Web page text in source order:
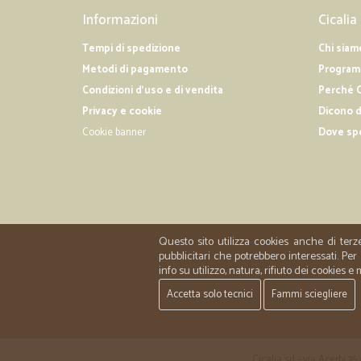
Informazioni
Tempi di spedizione
Metodi di pagamento
Condizioni d'uso e di vendita
Privacy e cookie
Cookie banner
Cicalia
Chi
Perché
Dicono
Dove
Questo sito utilizza cookies anche di
pubblicitari che potrebbero interessati.
info su utilizzo, natura, rifiuto dei cookies
Accetta solo tecnici Fammi sciegliere